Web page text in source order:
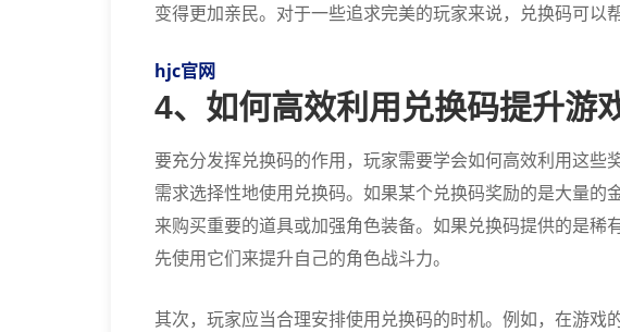
变得更加亲民。对于一些追求完美的玩家来说，兑换码可以
hjc官网
4、如何高效利用兑换码提升游
要充分发挥兑换码的作用，玩家需要学会如何高效利用这些
需求选择性地使用兑换码。如果某个兑换码奖励的是大量的
来购买重要的道具或加强角色装备。如果兑换码提供的是稀
先使用它们来提升自己的角色战斗力。
其次，玩家应当合理安排使用兑换码的时机。例如，在游戏